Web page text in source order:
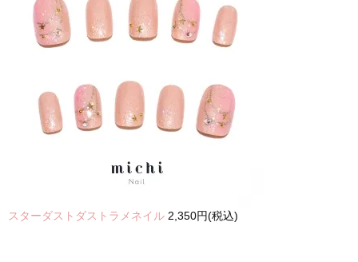
スターダストダストラメネイル 2,350円(税込)